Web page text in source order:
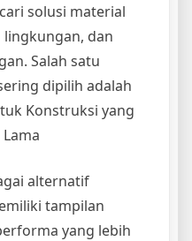
solusi material
dan
Salah satu
dipilih adalah
Konstruksi yang
alternatif
tampilan
yang lebih